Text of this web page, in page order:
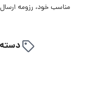
مناسب خود، رزومه